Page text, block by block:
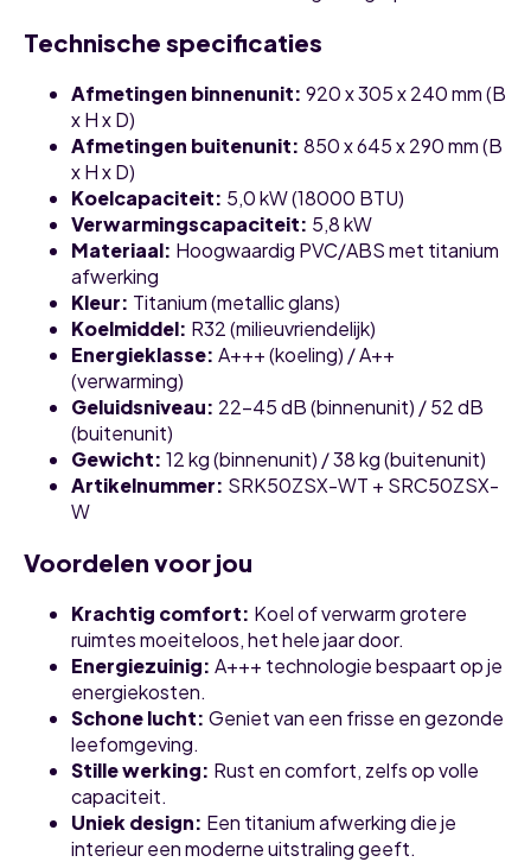
Technische specificaties
Afmetingen binnenunit: 920 x 305 x 240 mm (B
x H x D)
Afmetingen buitenunit: 850 x 645 x 290 mm (B
x H x D)
Koelcapaciteit: 5,0 kW (18000 BTU)
Verwarmingscapaciteit: 5,8 kW
Materiaal: Hoogwaardig PVC/ABS met titanium
afwerking
Kleur: Titanium (metallic glans)
Koelmiddel: R32 (milieuvriendelijk)
Energieklasse: A+++ (koeling) / A++
(verwarming)
Geluidsniveau: 22-45 dB (binnenunit) / 52 dB
(buitenunit)
Gewicht: 12 kg (binnenunit) / 38 kg (buitenunit)
Artikelnummer: SRK50ZSX-WT + SRC50ZSX-
W
Voordelen voor jou
Krachtig comfort: Koel of verwarm grotere
ruimtes moeiteloos, het hele jaar door.
Energiezuinig: A+++ technologie bespaart op je
energiekosten.
Schone lucht: Geniet van een frisse en gezonde
leefomgeving.
Stille werking: Rust en comfort, zelfs op volle
capaciteit.
Uniek design: Een titanium afwerking die je
interieur een moderne uitstraling geeft.